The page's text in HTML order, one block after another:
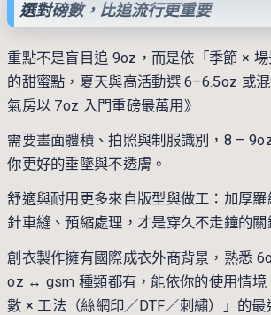
選對磅數，比追流行更重要
重點不是盲目追 9oz，而是依「季節 ×
的甜蜜點，夏天與高活動選 6–6.5oz 或
氣房以 7oz 入門重磅最萬用》
需要畫面體積、拍照與制服識別，8 –
你更好的垂墜與不透膚。
舒適與耐用更多來自版型與做工：加厚
針車縫、預縮處理，才是穿久不走鐘的關
創衣製作擁有國際成衣外商背景，熟悉
oz ↔ gsm 種類都有，能依你的使用情境
數 × 工法（絲網印／DTF／刺繡）」的最